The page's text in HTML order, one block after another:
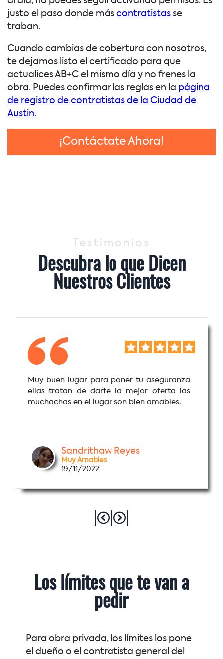
justo el paso donde más contratistas se
traban.
Cuando cambias de cobertura con nosotros,
te dejamos listo el certificado para que
actualices AB+C el mismo día y no frenes la
obra. Puedes confirmar las reglas en la página
de registro de contratistas de la Ciudad de
Austin.
¡Contáctate Ahora!
Testimonios
Descubra lo que Dicen
Nuestros Clientes
Muy buen lugar para poner tu aseguranza
ellas tratan de darte la mejor oferta las
muchachas en el lugar son bien amables.
Sandrithaw Reyes
Muy Amables
19/11/2022
Los límites que te van a
pedir
Para obra privada, los límites los pone
el dueño o el contratista general del